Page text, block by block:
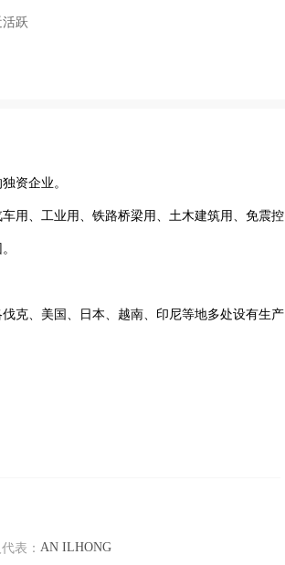
活跃
资企业。
用、工业用、铁路桥梁用、土木建筑用、免震控
克、美国、日本、越南、印尼等地多处设有生产
各地.。为现代汽车、本田汽车、三星电子、约翰
的工厂，成立于2015年7月，公司的投资总额为4
念，创造良好的企业环境，以全新的管理模式，
表： AN ILHONG